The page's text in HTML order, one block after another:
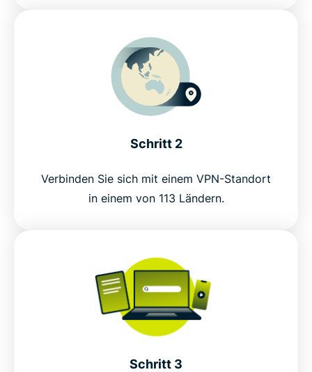
ExpressVPNs globales Netzwerk
Testen Sie risikofrei das VPN für die Arbeit von
Schritt 2
Verbinden Sie sich mit einem VPN-Standort
in einem von 113 Ländern.
Schritt 3